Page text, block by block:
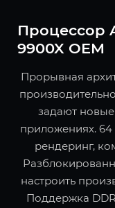
Процессор
9900X OEM
Прорывная
задают
приложениях.
рендеринг,
настроить
Поддержка